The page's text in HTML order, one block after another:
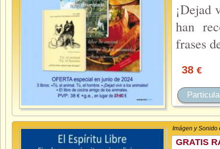
¡Dejad
han
frases
38 €
Imágen y Sonido
GRATIS